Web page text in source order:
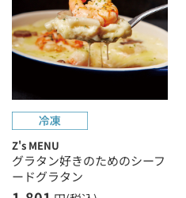
Z's MENU
グラタン好きのためのシーフ
ードグラタン